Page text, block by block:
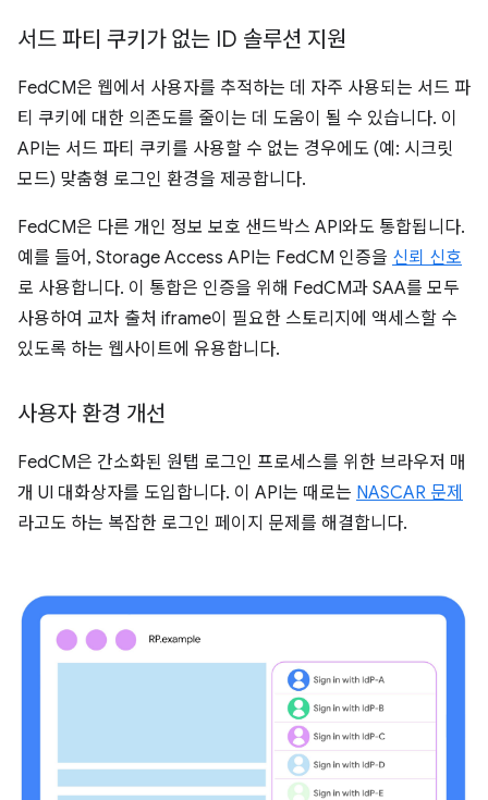
서드 파티 쿠키가 없는 ID 솔루션 지원
FedCM은 웹에서 사용자를 추적하는 데 자주 사용되는 서드 파
티 쿠키에 대한 의존도를 줄이는 데 도움이 될 수 있습니다. 이
API는 서드 파티 쿠키를 사용할 수 없는 경우에도 (예: 시크릿
모드) 맞춤형 로그인 환경을 제공합니다.
FedCM은 다른 개인 정보 보호 샌드박스 API와도 통합됩니다.
예를 들어, Storage Access API는 FedCM 인증을 신뢰 신호
로 사용합니다. 이 통합은 인증을 위해 FedCM과 SAA를 모두
사용하여 교차 출처 iframe이 필요한 스토리지에 액세스할 수
있도록 하는 웹사이트에 유용합니다.
사용자 환경 개선
FedCM은 간소화된 원탭 로그인 프로세스를 위한 브라우저 매
개 UI 대화상자를 도입합니다. 이 API는 때로는 NASCAR 문제
라고도 하는 복잡한 로그인 페이지 문제를 해결합니다.